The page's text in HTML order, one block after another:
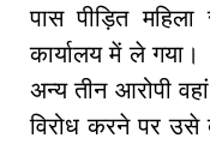
पास पीड़ित
कार्यालय में ले
अन्य तीन आरोपी
विरोध करने पर उसे